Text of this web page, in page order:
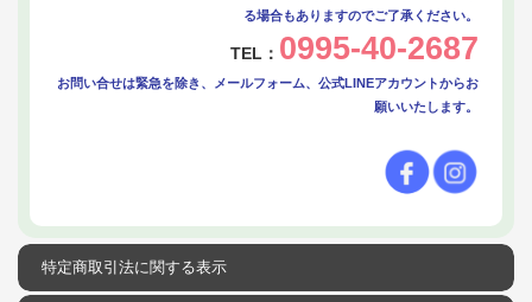
る場合もありますのでご了承ください。
TEL： 0995-40-2687
お問い合せは緊急を除き、メールフォーム、公式LINEアカウントからお
願いいたします。
特定商取引法に関する表示